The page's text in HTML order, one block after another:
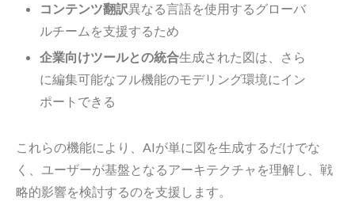
コンテンツ翻訳異なる言語を使用するグローバ
ルチームを支援するため
企業向けツールとの統合生成された図は、さら
に編集可能なフル機能のモデリング環境にイン
ポートできる
これらの機能により、AIが単に図を生成するだけでな
く、ユーザーが基盤となるアーキテクチャを理解し、戦
略的影響を検討するのを支援します。